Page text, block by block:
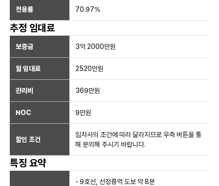
전용률 70.97%
추정 임대료
보증금 3억 2000만원
월 임대료 2520만원
관리비 369만원
NOC 9만원
할인 조건
임차사의 조건에 따라 달라지므로 우측 버튼을 통
해 문의해 주시기 바랍니다.
특징 요약
- 9호선, 선정릉역 도보 약 8분